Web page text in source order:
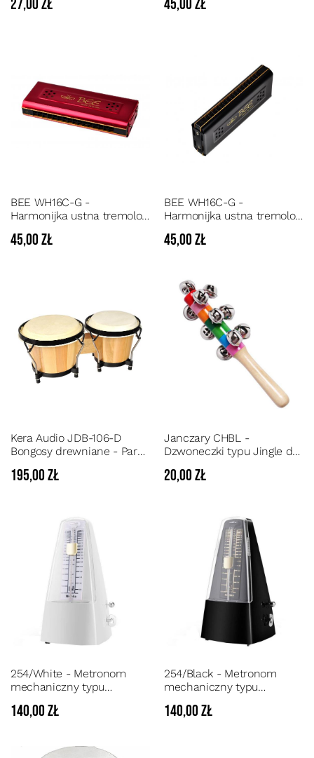
27,00 zł
niebieska
45,00 zł
BEE WH16C-G -
Harmonijka ustna tremolo
czerwona
45,00 zł
BEE WH16C-G -
Harmonijka ustna tremolo
czarna
45,00 zł
Kera Audio JDB-106-D
Bongosy drewniane - Para
naturalnymi strojonymi
195,00 zł
Janczary CHBL -
Dzwoneczki typu Jingle do
20,00 zł
254/White - Metronom
mechaniczny typu
z dzwonkiem
140,00 zł
254/Black - Metronom
mechaniczny typu
czarnym z dzwonkiem
140,00 zł